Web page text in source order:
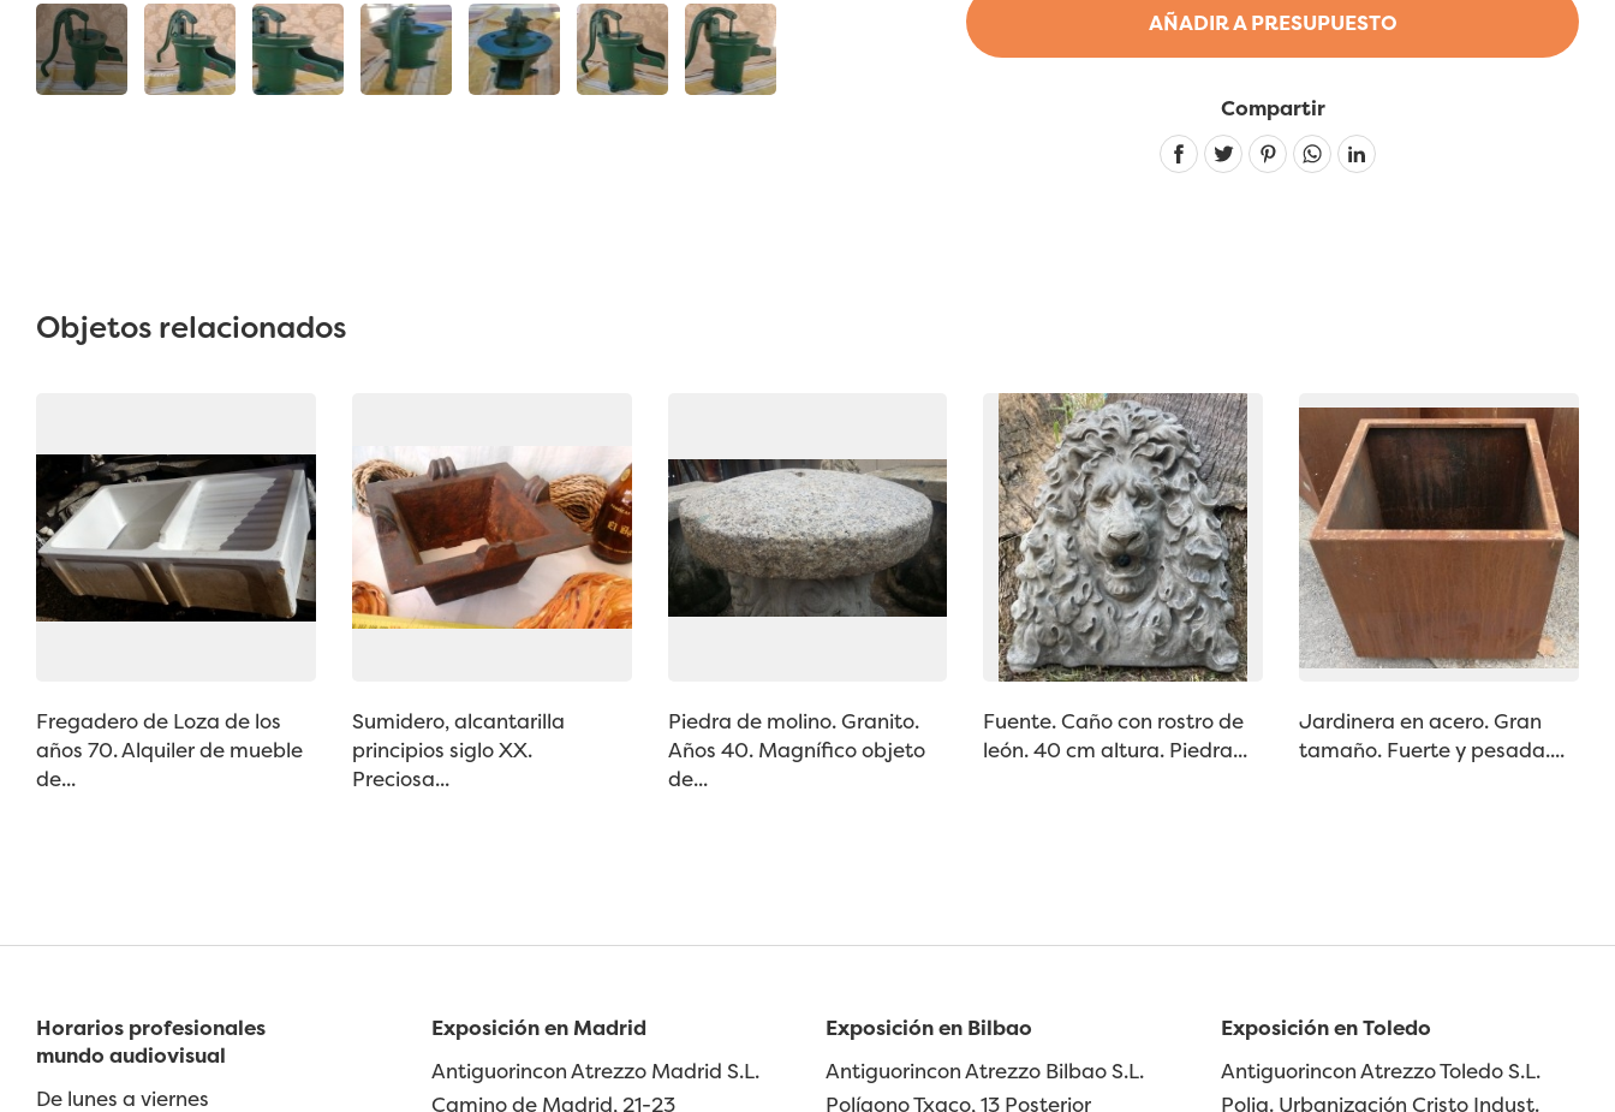
AÑADIR A PRESUPUESTO
Compartir
Linkedin
Objetos relacionados
Fregadero de Loza de los
años 70. Alquiler de mueble
de...
Sumidero, alcantarilla
principios siglo XX.
Preciosa...
Piedra de molino. Granito.
Años 40. Magnífico objeto
de...
Fuente. Caño con rostro de
león. 40 cm altura. Piedra...
Jardinera en acero. Gran
tamaño. Fuerte y pesada....
Horarios profesionales
mundo audiovisual
De lunes a viernes
Exposición en Madrid
Antiguorincon Atrezzo Madrid S.L.
Camino de Madrid, 21-23
Exposición en Bilbao
Antiguorincon Atrezzo Bilbao S.L.
Polígono Txaco, 13 Posterior
Exposición en Toledo
Antiguorincon Atrezzo Toledo S.L.
Polig. Urbanización Cristo Indust.